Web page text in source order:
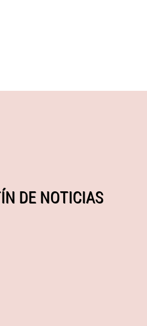
DE NOTICIAS